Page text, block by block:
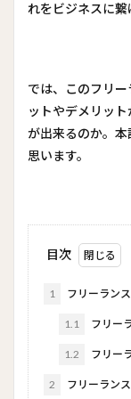
れをビジネスに繋
では、このフリ
ットやデメリッ
が出来るのか。
思います。
目次
1 フリーラン
1.1 フリー
1.2 フリー
2 フリーラン